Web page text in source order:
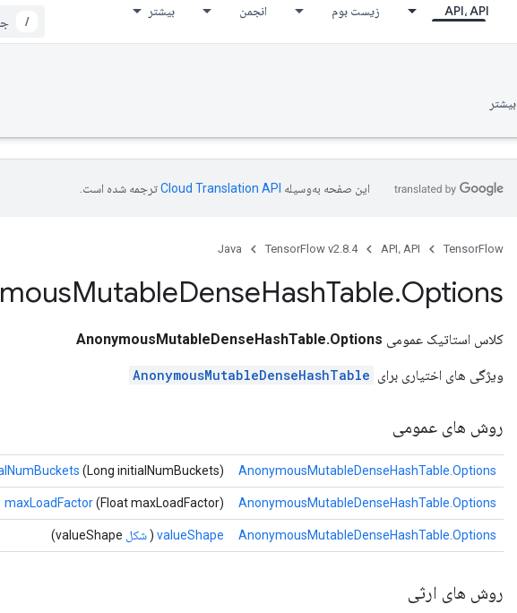
API، API زیست بوم انجمن بیشتر
/
بیشتر
این صفحه به‌وسیله ترجمه شده است.
TensorFlow API، API TensorFlow v2.8.4
Java
MutableDenseHashTable.Options
کلاس استاتیک عمومی AnonymousMutableDenseHashTable.Options
ویژگی های اختیاری برای AnonymousMutableDenseHashTable
روش های عمومی
AnonymousMutableDenseHashTable.Options
(Long initialNumBuckets)
AnonymousMutableDenseHashTable.Options
maxLoadFactor(Float maxLoadFactor)
AnonymousMutableDenseHashTable.Options
valueShape
(شکل
روش های ارثی